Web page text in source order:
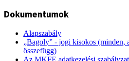
Dokumentumok
Alapszabály
„Bagoly” - jogi kisokos (minden,
összefügg)
Az MKFE adatkezelési